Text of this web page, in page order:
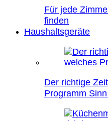
Für jede
finden
Haushaltsgeräte
Der richtige
Programm